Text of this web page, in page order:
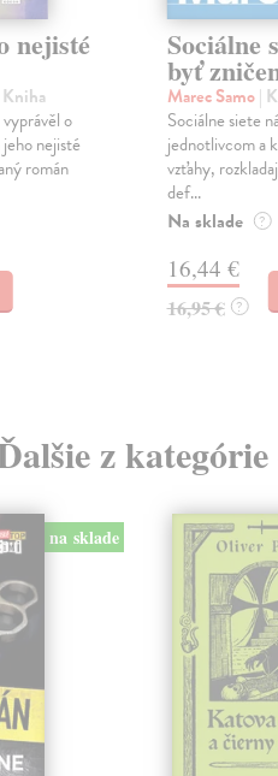
nejisté
Kniha
o
nejisté
román
Sociálne
byť
Marec Samo|
Sociálne siete
jednotlivcom a
vzťahy,
def...
Na sklade ?
16,44 €
16,95 € ?
z
na sklade